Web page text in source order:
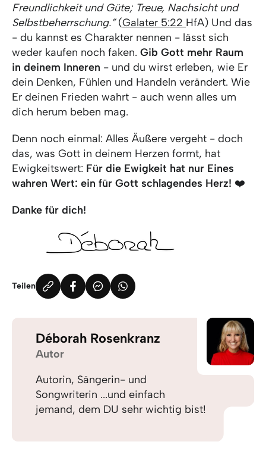
Freundlichkeit und Güte; Treue, Nachsicht und
Selbstbeherrschung.”(Galater 5:22 HfA) Und das
- du kannst es Charakter nennen - lässt sich
weder kaufen noch faken. Gib Gott mehr Raum
in deinem Inneren - und du wirst erleben, wie Er
dein Denken, Fühlen und Handeln verändert. Wie
Er deinen Frieden wahrt - auch wenn alles um
dich herum beben mag.
Denn noch einmal: Alles Äußere vergeht - doch
das, was Gott in deinem Herzen formt, hat
Ewigkeitswert: Für die Ewigkeit hat nur Eines
wahren Wert: ein für Gott schlagendes Herz! ❤️
Danke für dich!
Teilen
Déborah Rosenkranz
Autor
Autorin, Sängerin- und
Songwriterin ...und einfach
jemand, dem DU sehr wichtig bist!